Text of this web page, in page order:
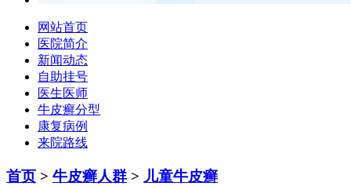
网站首页
医院简介
新闻动态
自助挂号
医生医师
牛皮癣分型
康复病例
来院路线
首页 > 牛皮癣人群 > 儿童牛皮癣